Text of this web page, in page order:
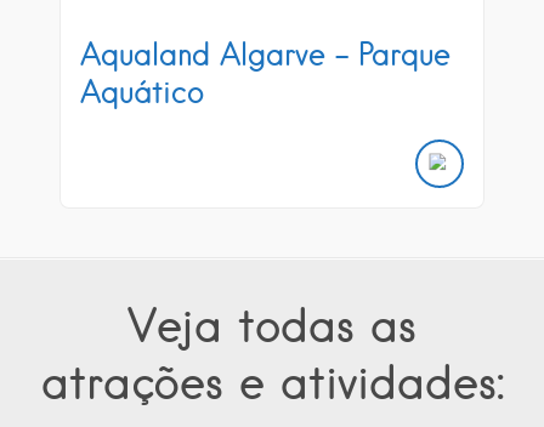
Aqualand Algarve – Parque
Aquático
Veja todas as
atrações e atividades: